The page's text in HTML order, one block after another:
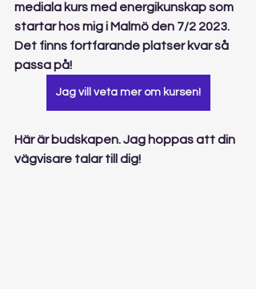
mediala kurs med energikunskap som
startar hos mig i Malmö den 7/2 2023.
Det finns fortfarande platser kvar så
passa på!
Jag vill veta mer om kursen!
Här är budskapen. Jag hoppas att din
vägvisare talar till dig!